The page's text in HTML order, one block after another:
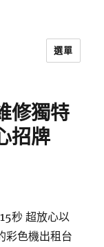
選單
修獨特
招牌
秒 超放心以
彩色機出租台